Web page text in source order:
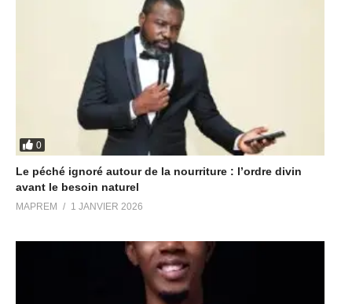
0
Le péché ignoré autour de la nourriture : l’ordre divin
avant le besoin naturel
MAPREM 1 JANVIER 2026